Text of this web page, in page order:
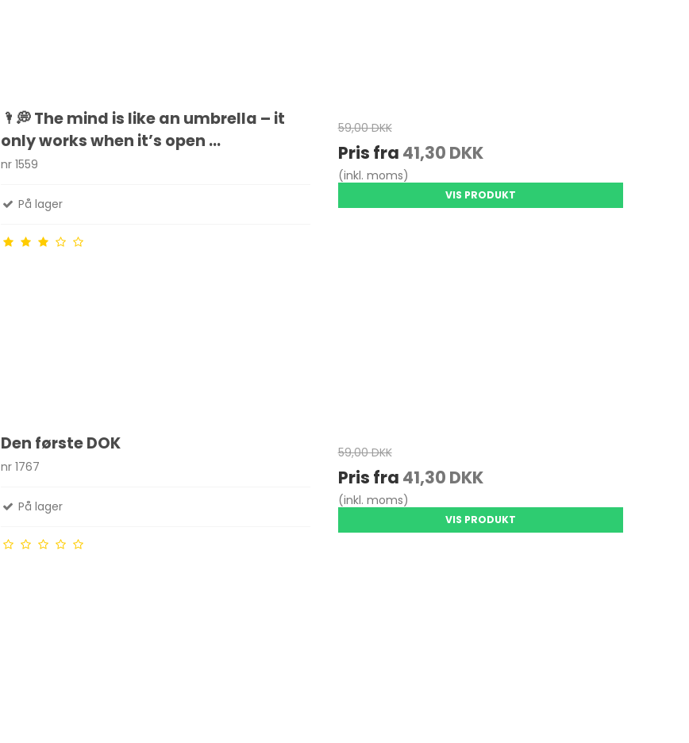
🌂💭 The mind is like an umbrella – it
only works when it’s open ...
nr 1559
På lager
59,00 DKK
Pris fra 41,30 DKK
(inkl. moms)
VIS PRODUKT
Den første DOK
nr 1767
På lager
59,00 DKK
Pris fra 41,30 DKK
(inkl. moms)
VIS PRODUKT